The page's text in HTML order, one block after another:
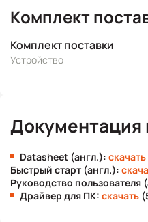
Комплект
Комплект поставки
Устройство
Документация
Datasheet (англ.): скачать
Быстрый старт (англ.):
Руководство пользователя
Драйвер для ПК: скачать